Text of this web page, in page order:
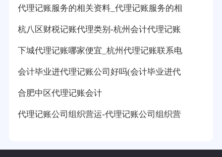
代理记账服务的相关资料_代理记账服务的相
杭八区财税记账代理类别-杭州会计代理记账
下城代理记账哪家便宜_杭州代理记账联系电
会计毕业进代理记账公司好吗(会计毕业进代
合肥中区代理记账会计
代理记账公司组织营运-代理记账公司组织营